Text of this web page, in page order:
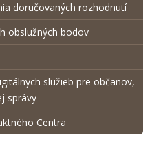
doručovaných rozhodnutí
obslužných bodov
služieb pre občanov,
správy
Centra